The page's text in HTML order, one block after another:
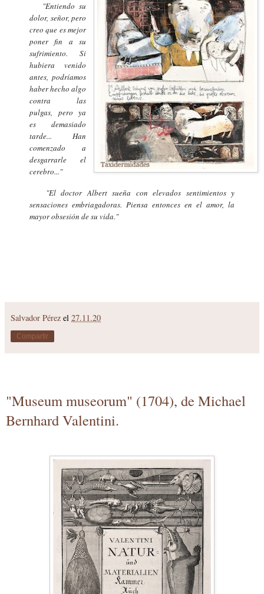
"Entiendo su
dolor, señor, pero
creo que es mejor
poner fin a su
sufrimiento. Si
hubiera venido
antes, podríamos
haber hecho algo
contra las
pulgas, pero ya
es demasiado
tarde... Han
comenzado a
desgarrarle el
cerebro..."
"El doctor Albert sueña con elevados sentimientos y
sensaciones embriagadoras. Piensa entonces en el amor, la
mayor obsesión de su vida."
Salvador Pérez el 27.11.20
Compartir
"Museum museorum" (1704), de Michael
Bernhard Valentini.